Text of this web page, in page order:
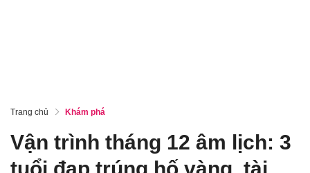
Trang chủ Khám phá
Vận trình tháng 12 âm lịch: 3